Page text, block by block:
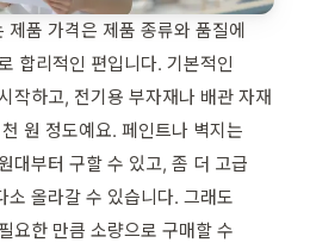
제품 가격은 제품 종류와 품질에
합리적인 편입니다. 기본적인
작하고, 전기용 부자재나 배관 자재
원 정도예요. 페인트나 벽지는
대부터 구할 수 있고, 좀 더 고급
소 올라갈 수 있습니다. 그래도
요한 만큼 소량으로 구매할 수